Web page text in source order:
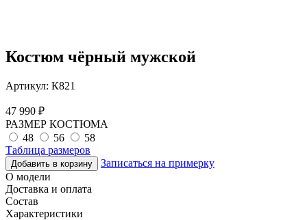
Костюм чёрный мужской
Артикул: К821
47 990 ₽
РАЗМЕР КОСТЮМА
48
56
58
Таблица размеров
Добавить в корзину
Записаться на примерку
О модели
Доставка и оплата
Состав
Характеристики